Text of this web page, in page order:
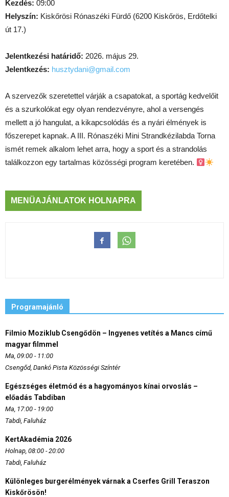
Kezdés: 09:00
Helyszín: Kiskőrösi Rónaszéki Fürdő (6200 Kiskőrös, Erdőtelki
út 17.)
Jelentkezési határidő: 2026. május 29.
Jelentkezés: husztydani@gmail.com
A szervezők szeretettel várják a csapatokat, a sportág kedvelőit
és a szurkolókat egy olyan rendezvényre, ahol a versengés
mellett a jó hangulat, a kikapcsolódás és a nyári élmények is
főszerepet kapnak. A III. Rónaszéki Mini Strandkézilabda Torna
ismét remek alkalom lehet arra, hogy a sport és a strandolás
találkozzon egy tartalmas közösségi program keretében. ‍
MENÜAJÁNLATOK HOLNAPRA
Programajánló
Filmio Moziklub Csengődön – Ingyenes vetítés a Mancs című
magyar filmmel
Ma, 09:00 - 11:00
Csengőd, Dankó Pista Közösségi Színtér
Egészséges életmód és a hagyományos kínai orvoslás –
előadás Tabdiban
Ma, 17:00 - 19:00
Tabdi, Faluház
KertAkadémia 2026
Holnap, 08:00 - 20:00
Tabdi, Faluház
Különleges burgerélmények várnak a Cserfes Grill Teraszon
Kiskőrösön!